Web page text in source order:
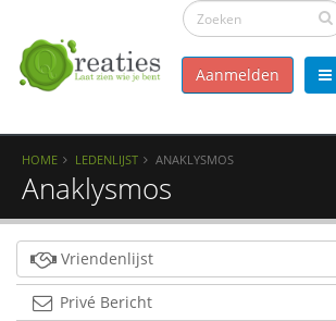
Aanmelden
HOME LEDENLIJST ANAKLYSMOS
Anaklysmos
Vriendenlijst
Privé Bericht